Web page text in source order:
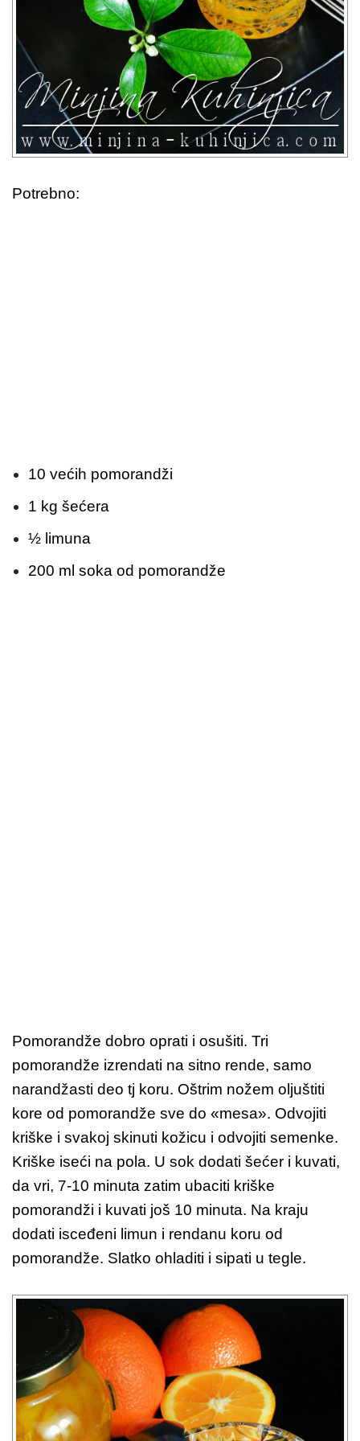
Potrebno:
10 većih pomorandži
1 kg šećera
½ limuna
200 ml soka od pomorandže
Pomorandže dobro oprati i osušiti. Tri
pomorandže izrendati na sitno rende, samo
narandžasti deo tj koru. Oštrim nožem oljuštiti
kore od pomorandže sve do «mesa». Odvojiti
kriške i svakoj skinuti kožicu i odvojiti semenke.
Kriške iseći na pola. U sok dodati šećer i kuvati,
da vri, 7-10 minuta zatim ubaciti kriške
pomorandži i kuvati još 10 minuta. Na kraju
dodati isceđeni limun i rendanu koru od
pomorandže. Slatko ohladiti i sipati u tegle.